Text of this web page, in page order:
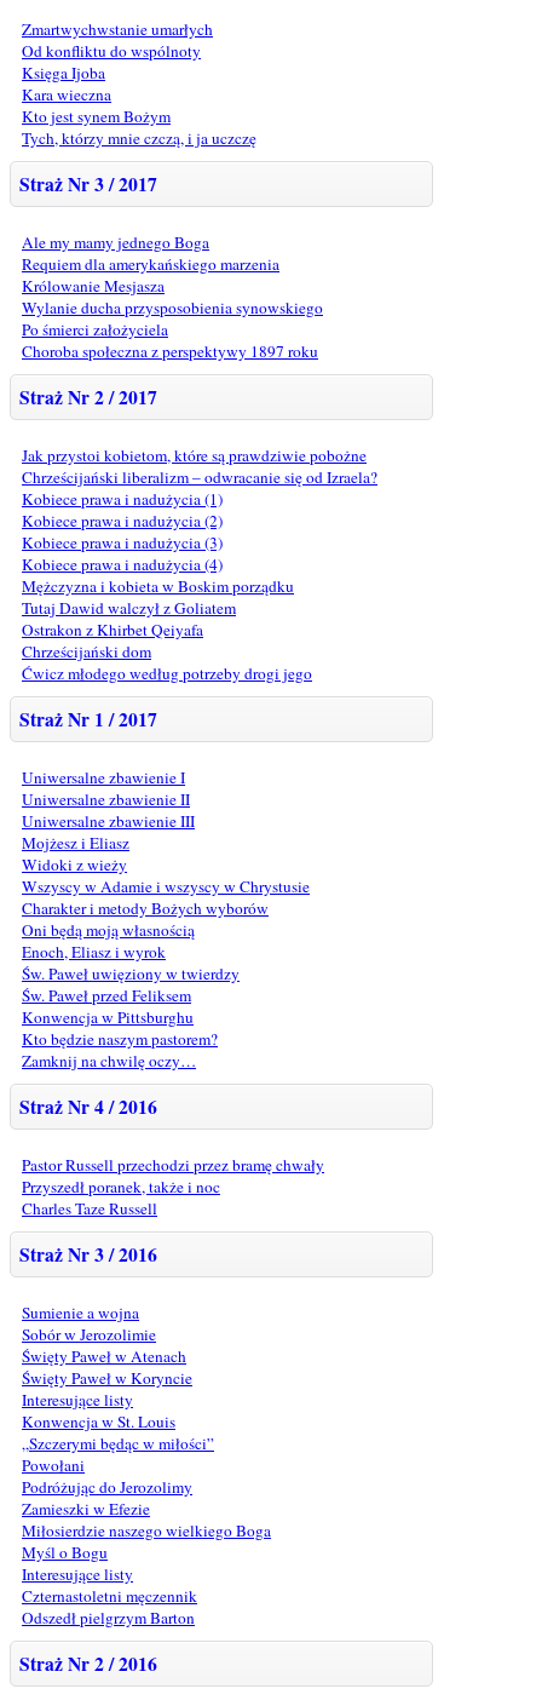
Zmartwychwstanie umarłych
Od konfliktu do wspólnoty
Księga Ijoba
Kara wieczna
Kto jest synem Bożym
Tych, którzy mnie czczą, i ja uczczę
Straż Nr 3 / 2017
Ale my mamy jednego Boga
Requiem dla amerykańskiego marzenia
Królowanie Mesjasza
Wylanie ducha przysposobienia synowskiego
Po śmierci założyciela
Choroba społeczna z perspektywy 1897 roku
Straż Nr 2 / 2017
Jak przystoi kobietom, które są prawdziwie pobożne
Chrześcijański liberalizm – odwracanie się od Izraela?
Kobiece prawa i nadużycia (1)
Kobiece prawa i nadużycia (2)
Kobiece prawa i nadużycia (3)
Kobiece prawa i nadużycia (4)
Mężczyzna i kobieta w Boskim porządku
Tutaj Dawid walczył z Goliatem
Ostrakon z Khirbet Qeiyafa
Chrześcijański dom
Ćwicz młodego według potrzeby drogi jego
Straż Nr 1 / 2017
Uniwersalne zbawienie I
Uniwersalne zbawienie II
Uniwersalne zbawienie III
Mojżesz i Eliasz
Widoki z wieży
Wszyscy w Adamie i wszyscy w Chrystusie
Charakter i metody Bożych wyborów
Oni będą moją własnością
Enoch, Eliasz i wyrok
Św. Paweł uwięziony w twierdzy
Św. Paweł przed Feliksem
Konwencja w Pittsburghu
Kto będzie naszym pastorem?
Zamknij na chwilę oczy…
Straż Nr 4 / 2016
Pastor Russell przechodzi przez bramę chwały
Przyszedł poranek, także i noc
Charles Taze Russell
Straż Nr 3 / 2016
Sumienie a wojna
Sobór w Jerozolimie
Święty Paweł w Atenach
Święty Paweł w Koryncie
Interesujące listy
Konwencja w St. Louis
„Szczerymi będąc w miłości”
Powołani
Podróżując do Jerozolimy
Zamieszki w Efezie
Miłosierdzie naszego wielkiego Boga
Myśl o Bogu
Interesujące listy
Czternastoletni męczennik
Odszedł pielgrzym Barton
Straż Nr 2 / 2016